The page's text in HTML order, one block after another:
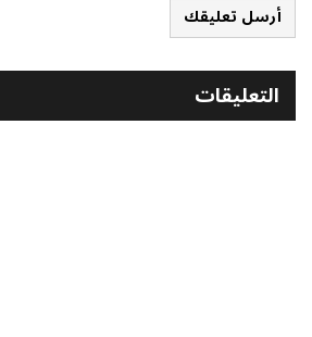
أرسل تعليقك
التعليقات